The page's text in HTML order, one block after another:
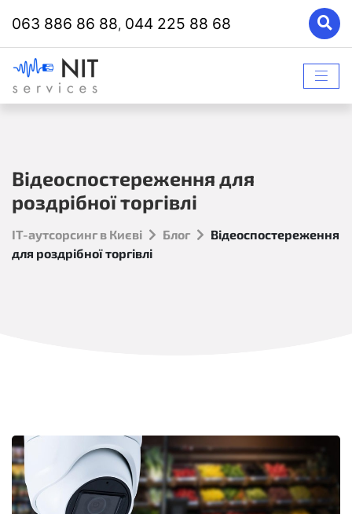
063 886 86 88, 044 225 88 68
Відеоспостереження для
роздрібної торгівлі
ІТ-аутсорсинг в Києві Блог
Відеоспостереження
для роздрібної торгівлі